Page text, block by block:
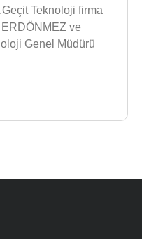
Teknoloji firma
ve
Genel Müdürü